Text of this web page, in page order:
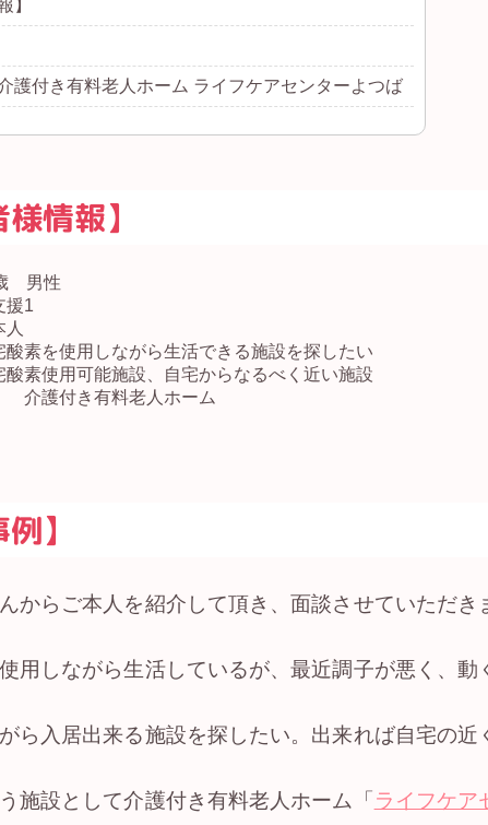
】
護付き有料老人ホーム ライフケアセンターよつば
情報】
男性
1
を使用しながら生活できる施設を探したい
可能施設、自宅からなるべく近い施設
介護付き有料老人ホーム
】
からご本人を紹介して頂き、面談させていただき
用しながら生活しているが、最近調子が悪く、動
ら入居出来る施設を探したい。出来れば自宅の近
施設として介護付き有料老人ホーム「 ライフケア